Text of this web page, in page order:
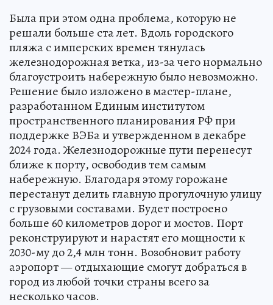
Была при этом одна проблема, которую не
решали больше ста лет. Вдоль городского
пляжа с имперских времен тянулась
железнодорожная ветка, из-за чего нормально
благоустроить набережную было невозможно.
Решение было изложено в мастер-плане,
разработанном Единым институтом
пространственного планирования РФ при
поддержке ВЭБа и утвержденном в декабре
2024 года. Железнодорожные пути перенесут
ближе к порту, освободив тем самым
набережную. Благодаря этому горожане
перестанут делить главную прогулочную улицу
с грузовыми составами. Будет построено
больше 60 километров дорог и мостов. Порт
реконструируют и нарастят его мощности к
2030-му до 2,4 млн тонн. Возобновит работу
аэропорт — отдыхающие смогут добраться в
город из любой точки страны всего за
несколько часов.